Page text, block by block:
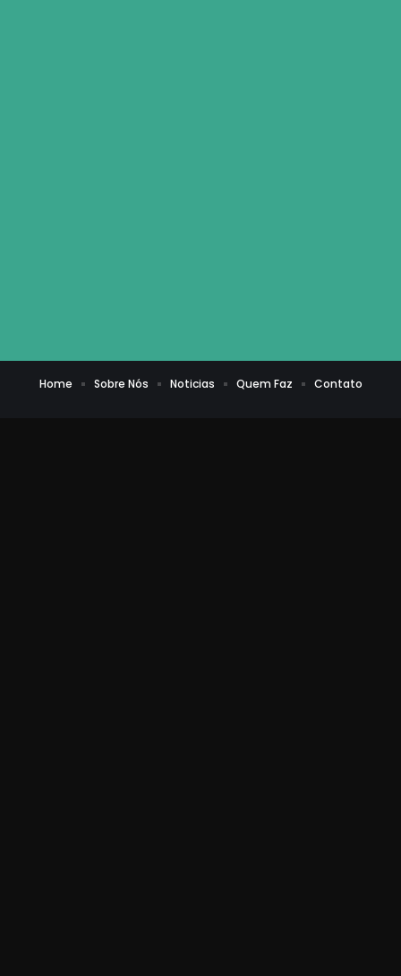
Home Sobre Nós Noticias Quem Faz Contato